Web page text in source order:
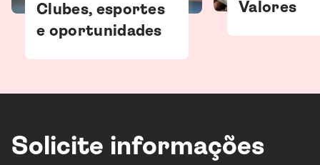
Clubes, esportes
e oportunidades
Valores
Solicite informações